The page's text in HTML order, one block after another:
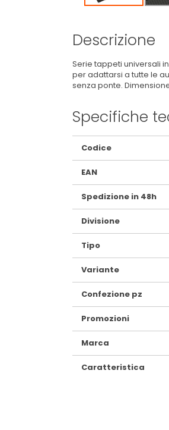
Descrizione
Serie tappeti universali
per adattarsi a tutte le
senza ponte.
Specifiche
Maggiori
Informazioni
Codice
EAN
Spedizione in 48h
Divisione
Tipo
Variante
Confezione pz
Promozioni
Marca
Caratteristica